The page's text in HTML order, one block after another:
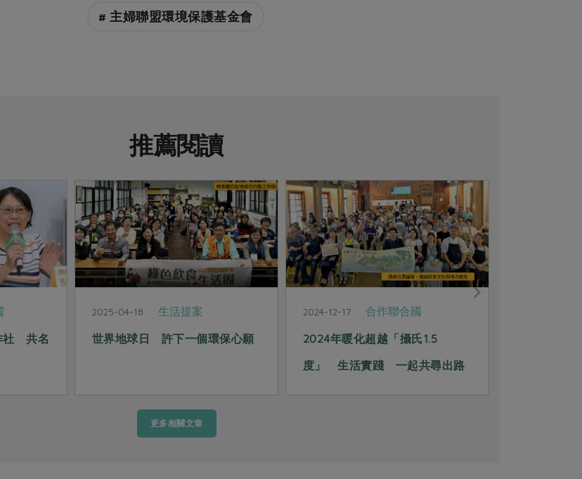
# 主婦聯盟環境保護基金會
推薦閱讀
社 共名
2025-04-18 生活提案
世界地球日 許下一個環保心願
2024-12-17 合作聯合國
2024年暖化超越「攝氏1.5
度」 生活實踐 一起共尋出路
更多相關文章